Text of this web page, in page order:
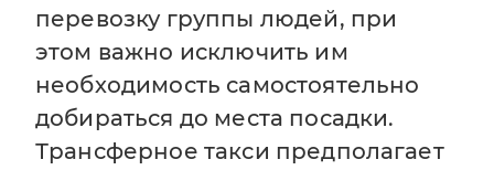
перевозку группы людей, при
этом важно исключить им
необходимость самостоятельно
добираться до места посадки.
Трансферное такси предполагает